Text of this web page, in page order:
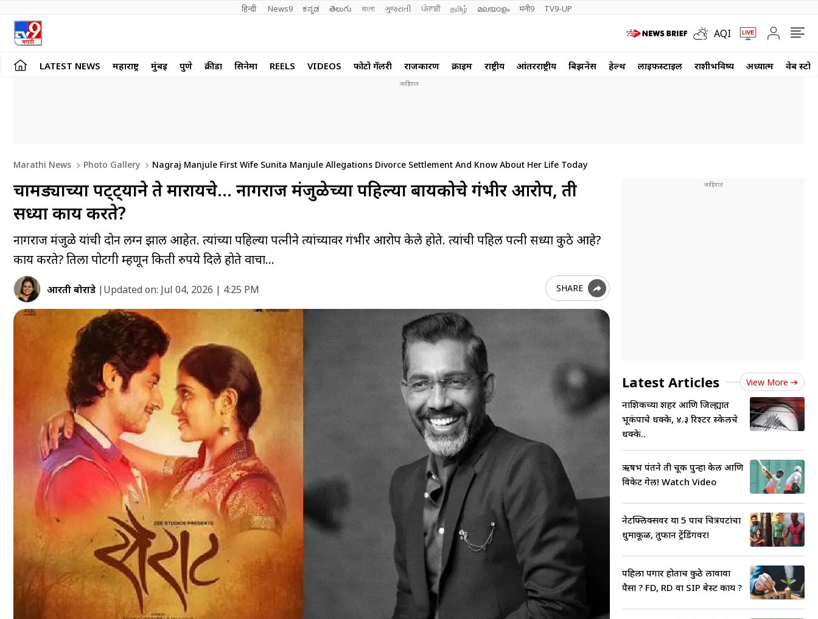
हिन्दी News9 ಕನ್ನಡ తెలుగు বাংলা ગુજરાતી ਪੰਜਾਬੀ தமிழ் മലയാളം मनी9 TV9-UP
AQI
LATEST NEWS महाराष्ट्र मुंबई पुणे क्रीडा सिनेमा REELS VIDEOS फोटो गॅलरी राजकारण क्राईम राष्ट्रीय आंतरराष्ट्रीय बिझनेस हेल्थ लाईफस्टाईल राशीभविष्य अध्यात्म वेब
Marathi News Photo Gallery Nagraj Manjule First Wife Sunita Manjule Allegations Divorce Settlement And Know About Her Life Today
चामड्याच्या पट्ट्याने ते मारायचे… नागराज मंजुळेच्या पहिल्या बायकोचे गंभीर आरोप, ती
सध्या काय करते?
नागराज मंजुळे यांची दोन लग्न झाली आहेत. त्यांच्या पहिल्या पत्नीने त्यांच्यावर गंभीर आरोप केले होते. त्यांची पहिली पत्नी सध्या कुठे आहे?
काय करते? तिला पोटगी म्हणून किती रुपये दिले होते वाचा...
आरती बोराडे |Updated on: Jul 04, 2026 | 4:25 PM SHARE
Latest Articles View More
नाशिकच्या शहर आणि जिल्ह्यात
भूकंपाचे धक्के, ४.३ रिश्टर स्केलचे
धक्के..
ऋषभ पंतने ती चूक पुन्हा केली आणि
विकेट गेली! Watch Video
नेटफ्लिक्सवर या 5 पाच चित्रपटांचा
धुमाकूळ, तुफान ट्रेंडिंगवर!
पहिला पगार होताच कुठे लावावा
पैसा ? FD, RD वा SIP बेस्ट काय ?